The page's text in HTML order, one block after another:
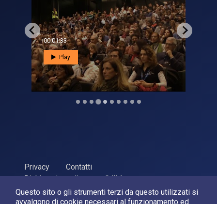
Questo sito o gli strumenti terzi da questo utilizzati si
avvalgono di cookie necessari al funzionamento ed
00:54:13
Play
Privacy
Contatti
Dichiarazione di accessibilità
ASI Agenzia Spaziale Italiana, 2026. P.Iva 03638121008